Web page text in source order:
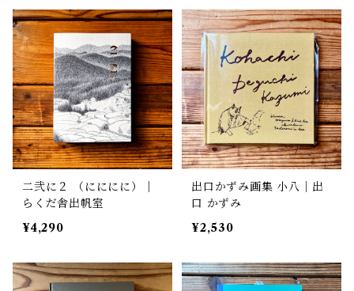
二弐に２ （にににに）｜
らくだ舎出帆室
¥4,290
出口かずみ画集 小八｜出
口 かずみ
¥2,530